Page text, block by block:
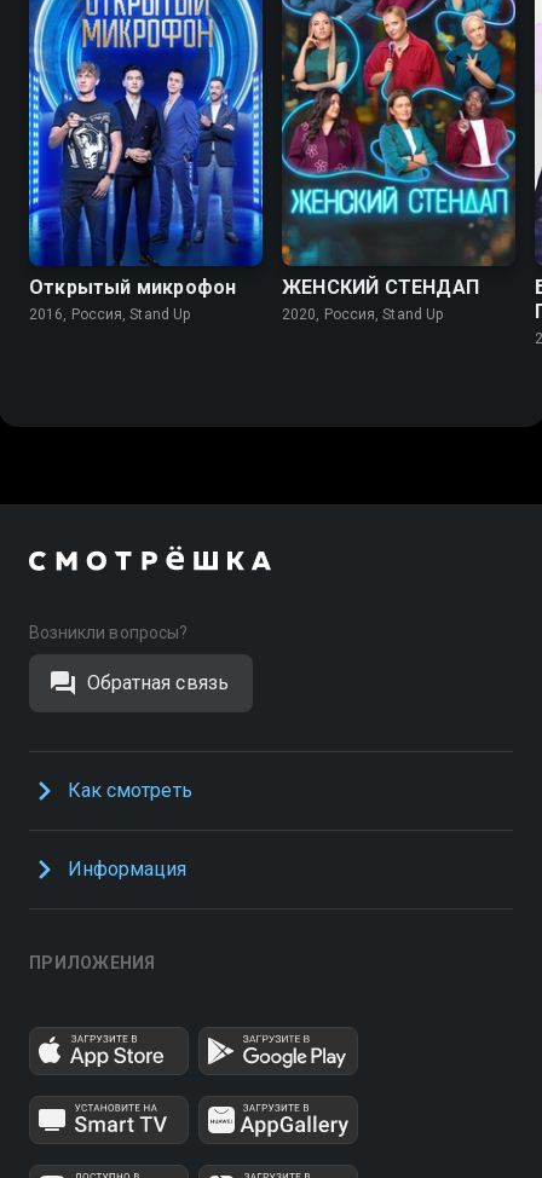
Открытый микрофон
2016, Россия, Stand Up
ЖЕНСКИЙ СТЕНДАП
2020, Россия, Stand Up
Возникли вопросы?
Обратная связь
Как смотреть
Информация
ПРИЛОЖЕНИЯ